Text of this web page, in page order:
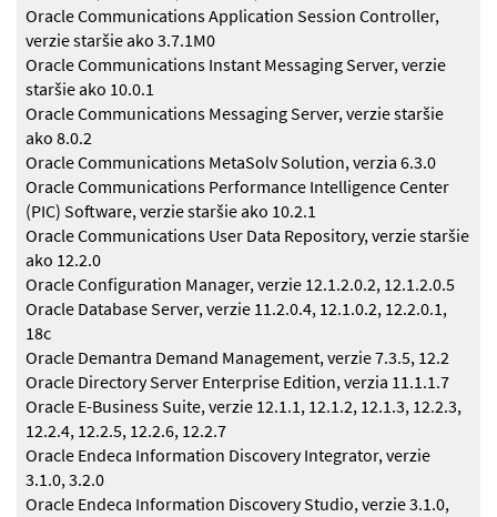
Oracle Communications Application Session Controller,
verzie staršie ako 3.7.1M0
Oracle Communications Instant Messaging Server, verzie
staršie ako 10.0.1
Oracle Communications Messaging Server, verzie staršie
ako 8.0.2
Oracle Communications MetaSolv Solution, verzia 6.3.0
Oracle Communications Performance Intelligence Center
(PIC) Software, verzie staršie ako 10.2.1
Oracle Communications User Data Repository, verzie staršie
ako 12.2.0
Oracle Configuration Manager, verzie 12.1.2.0.2, 12.1.2.0.5
Oracle Database Server, verzie 11.2.0.4, 12.1.0.2, 12.2.0.1,
18c
Oracle Demantra Demand Management, verzie 7.3.5, 12.2
Oracle Directory Server Enterprise Edition, verzia 11.1.1.7
Oracle E-Business Suite, verzie 12.1.1, 12.1.2, 12.1.3, 12.2.3,
12.2.4, 12.2.5, 12.2.6, 12.2.7
Oracle Endeca Information Discovery Integrator, verzie
3.1.0, 3.2.0
Oracle Endeca Information Discovery Studio, verzie 3.1.0,